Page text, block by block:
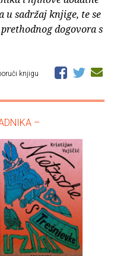
u sadržaj knjige, te se
dogovora s
knjigu
–